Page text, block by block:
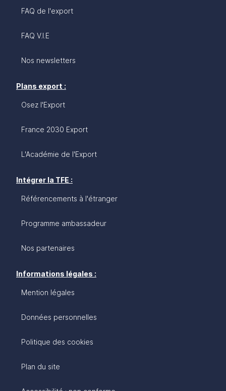
FAQ de l'export
FAQ V.I.E
Nos newsletters
Plans export :
Osez l'Export
France 2030 Export
L'Académie de l'Export
Intégrer la TFE :
Référencements à l'étranger
Programme ambassadeur
Nos partenaires
Informations légales :
Mention légales
Données personnelles
Politique des cookies
Plan du site